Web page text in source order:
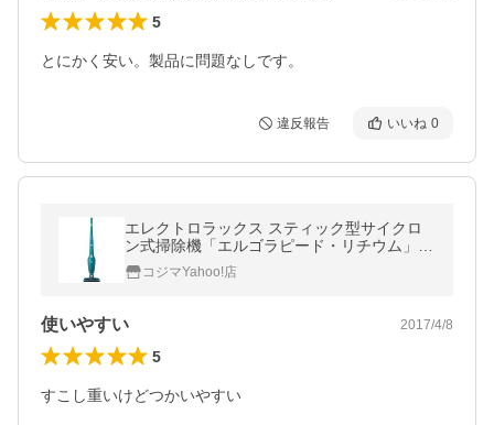
5
とにかく安い。製品に問題なしです。
違反報告 いいね 0
エレクトロラックス スティック型サイクロ
ン式掃除機「エルゴラピード・リチウム」
ＺＢ３１０３
コジマYahoo!店
使いやすい 2017/4/8
5
すこし重いけどつかいやすい